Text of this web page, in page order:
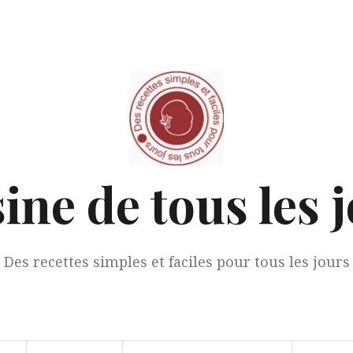
de tous les
Des recettes simples et faciles pour tous les jours